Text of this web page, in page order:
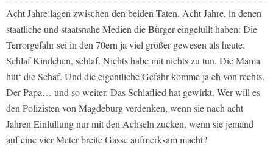
Acht Jahre lagen zwischen den beiden Taten. Acht Jahre, in denen
staatliche und staatsnahe Medien die Bürger eingelullt haben: Die
Terrorgefahr sei in den 70ern ja viel größer gewesen als heute.
Schlaf Kindchen, schlaf. Nichts habe mit nichts zu tun. Die Mama
hüt‘ die Schaf. Und die eigentliche Gefahr komme ja eh von rechts.
Der Papa… und so weiter. Das Schlaflied hat gewirkt. Wer will es
den Polizisten von Magdeburg verdenken, wenn sie nach acht
Jahren Einlullung nur mit den Achseln zucken, wenn sie jemand
auf eine vier Meter breite Gasse aufmerksam macht?